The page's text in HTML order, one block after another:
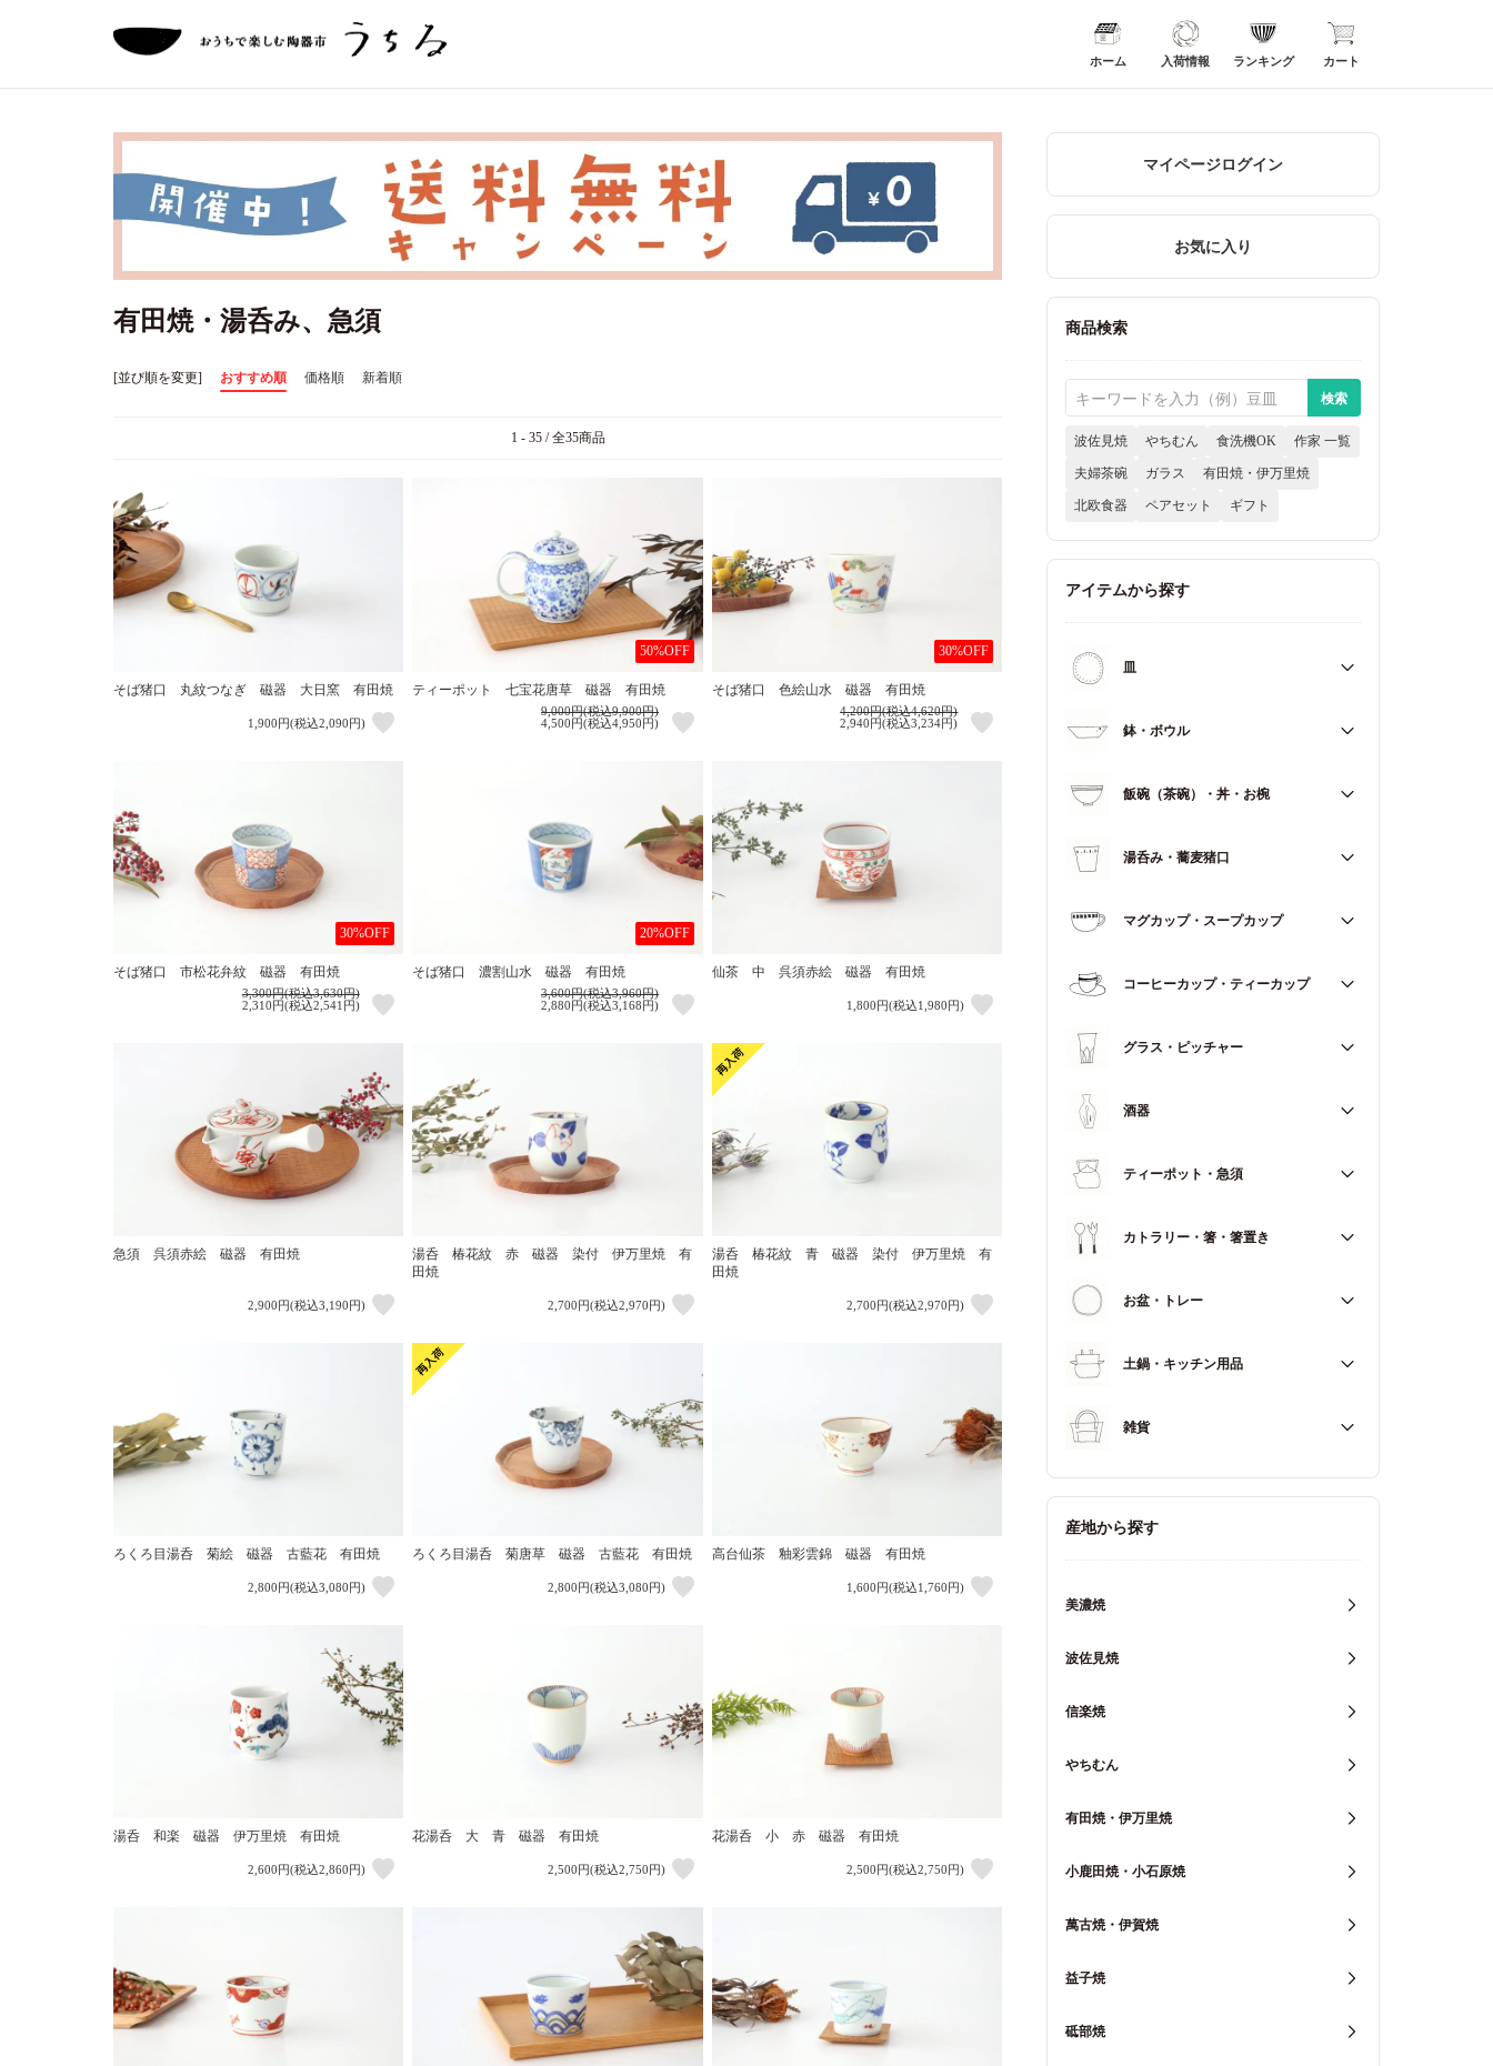
ホーム 入荷情報 ランキング カート
有田焼・湯呑み、急須
[並び順を変更] おすすめ順 価格順 新着順
1 - 35 / 全35商品
そば猪口 丸紋つなぎ 磁器 大日窯 有田焼
1,900円(税込2,090円)
50%OFF
ティーポット 七宝花唐草 磁器 有田焼
9,000円(税込9,900円)
4,500円(税込4,950円)
30%OFF
そば猪口 色絵山水 磁器 有田焼
4,200円(税込4,620円)
2,940円(税込3,234円)
30%OFF
そば猪口 市松花弁紋 磁器 有田焼
3,300円(税込3,630円)
2,310円(税込2,541円)
20%OFF
そば猪口 濃割山水 磁器 有田焼
3,600円(税込3,960円)
2,880円(税込3,168円)
仙茶 中 呉須赤絵 磁器 有田焼
1,800円(税込1,980円)
急須 呉須赤絵 磁器 有田焼
2,900円(税込3,190円)
湯呑 椿花紋 赤 磁器 染付 伊万里焼 有
田焼
2,700円(税込2,970円)
湯呑 椿花紋 青 磁器 染付 伊万里焼 有
田焼
2,700円(税込2,970円)
ろくろ目湯呑 菊絵 磁器 古藍花 有田焼
2,800円(税込3,080円)
ろくろ目湯呑 菊唐草 磁器 古藍花 有田焼
2,800円(税込3,080円)
高台仙茶 釉彩雲錦 磁器 有田焼
1,600円(税込1,760円)
湯呑 和楽 磁器 伊万里焼 有田焼
2,600円(税込2,860円)
花湯呑 大 青 磁器 有田焼
2,500円(税込2,750円)
花湯呑 小 赤 磁器 有田焼
2,500円(税込2,750円)
マイページログイン
お気に入り
商品検索
波佐見焼 やちむん 食洗機OK 作家 一覧
夫婦茶碗 ガラス 有田焼・伊万里焼
北欧食器 ペアセット ギフト
アイテムから探す
皿
すべて
取皿・中皿（15～20cm）
鉢・ボウル
すべて
中鉢（13～17cm）
飯碗（茶碗）・丼・お椀
すべて
丼（どんぶり）
湯呑み・蕎麦猪口
蕎麦猪口（そばちょこ）
マグカップ・スープカップ
スープカップ
コーヒーカップ・ティーカップ
グラス・ピッチャー
すべて
酒器
お猪口（おちょこ）
ティーポット・急須
カトラリー・箸・箸置き
すべて
箸
お盆・トレー
すべて
土鍋・キッチン用品
すべて
キッチン用品
重箱・弁当箱
雑貨
すべて
産地から探す
美濃焼
波佐見焼
信楽焼
やちむん
有田焼・伊万里焼
小鹿田焼・小石原焼
萬古焼・伊賀焼
益子焼
砥部焼